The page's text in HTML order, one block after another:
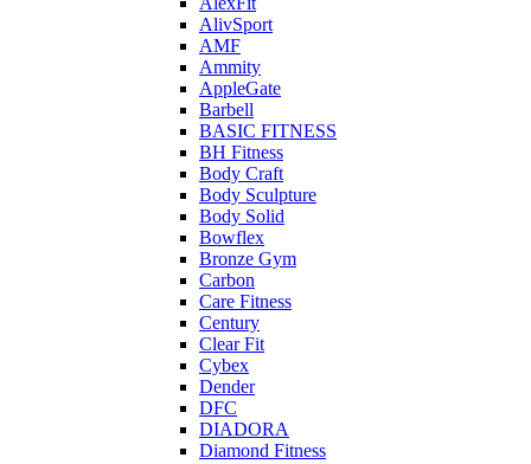
AlivSport
AMF
Ammity
AppleGate
Barbell
BASIC FITNESS
BH Fitness
Body Craft
Body Sculpture
Body Solid
Bowflex
Bronze Gym
Carbon
Care Fitness
Century
Clear Fit
Cybex
Dender
DFC
DIADORA
Diamond Fitness